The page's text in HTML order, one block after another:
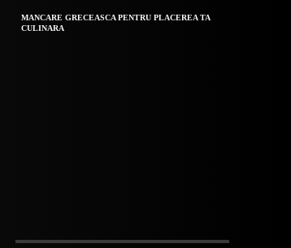
MANCARE GRECEASCA PENTRU PLACEREA TA
CULINARA